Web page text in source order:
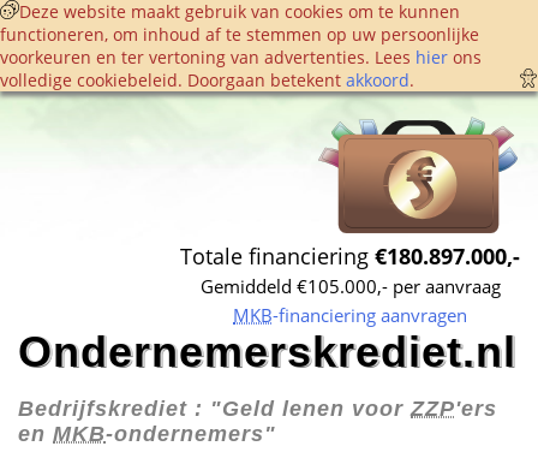
Deze website maakt gebruik van cookies om te kunnen
functioneren, om inhoud af te stemmen op uw persoonlijke
voorkeuren en ter vertoning van advertenties. Lees hier ons
volledige cookie­beleid. Doorgaan betekent akkoord.
Totale financiering €180.897.000,-
Gemiddeld €105.000,- per aanvraag
MKB-financiering aanvragen
Ondernemerskrediet.nl
Bedrijfskrediet : "Geld lenen voor ZZP'ers
en MKB-ondernemers"